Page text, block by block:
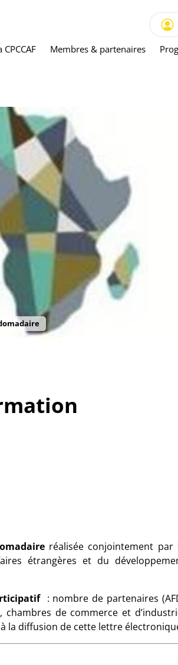
CPCCAF Membres & partenaires
réalisée conjointement par
étrangères et du
: nombre de partenaires
chambres de commerce et
la diffusion de cette lettre